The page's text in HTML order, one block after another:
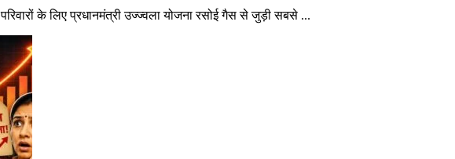
के लिए प्रधानमंत्री उज्ज्वला योजना रसोई गैस से जुड़ी सबसे ...